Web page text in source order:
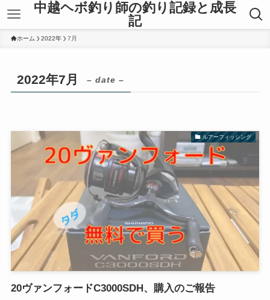
中越ヘボ釣り師の釣り記録と成長
記
ホーム 2022年 7月
2022年7月 – date –
ルアーフィッシング
20ヴァンフォードC3000SDH、購入のご報告